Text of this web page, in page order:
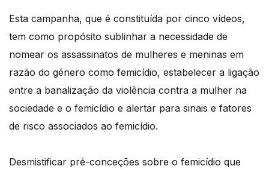
Esta campanha, que é constituída por cinco vídeos,
tem como propósito sublinhar a necessidade de
nomear os assassinatos de mulheres e meninas em
razão do género como femicídio, estabelecer a ligação
entre a banalização da violência contra a mulher na
sociedade e o femicídio e alertar para sinais e fatores
de risco associados ao femicídio.
Desmistificar pré-conceções sobre o femicídio que